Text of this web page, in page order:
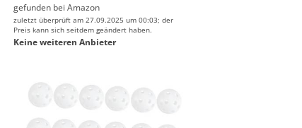
gefunden bei Amazon
zuletzt überprüft am 27.09.2025 um 00:03; der
Preis kann sich seitdem geändert haben.
Keine weiteren Anbieter